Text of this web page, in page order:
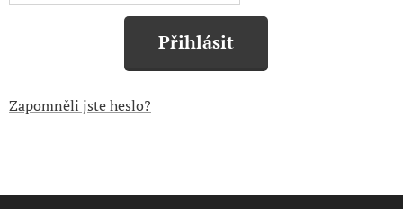
Přihlásit
Zapomněli jste heslo?